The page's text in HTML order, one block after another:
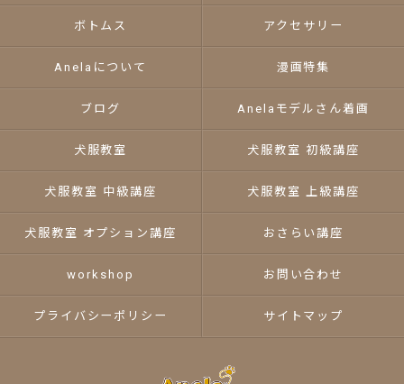
ボトムス アクセサリー
Anelaについて 漫画特集
ブログ Anelaモデルさん着画
犬服教室 犬服教室 初級講座
犬服教室 中級講座 犬服教室 上級講座
犬服教室 オプション講座 おさらい講座
workshop お問い合わせ
プライバシーポリシー サイトマップ